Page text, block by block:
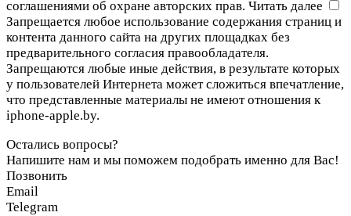
соглашениями об охране авторских прав. Читать далее
Запрещается любое использование содержания страниц и
контента данного сайта на других площадках без
предварительного согласия правообладателя.
Запрещаются любые иные действия, в результате которых
у пользователей Интернета может сложиться впечатление,
что представленные материалы не имеют отношения к
iphone-apple.by.
Остались вопросы?
Напишите нам и мы поможем подобрать именно для Вас!
Позвонить
Email
Telegram